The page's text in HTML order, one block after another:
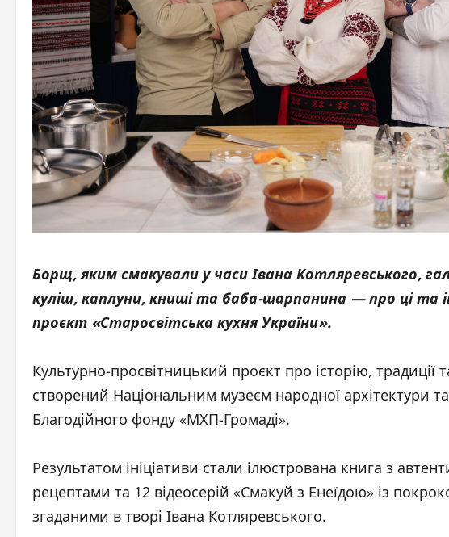
Борщ, яким смакували у часи Івана Котляревського,
куліш, каплуни, книші та баба-шарпанина — про ці та
проєкт «Старосвітська кухня України».
Культурно-просвітницький проєкт про історію, традиції
створений Національним музеєм народної архітектури
Благодійного фонду «МХП-Громаді».
Результатом ініціативи стали ілюстрована книга з
рецептами та 12 відеосерій «Смакуй з Енеїдою» із
згаданими в творі Івана Котляревського.